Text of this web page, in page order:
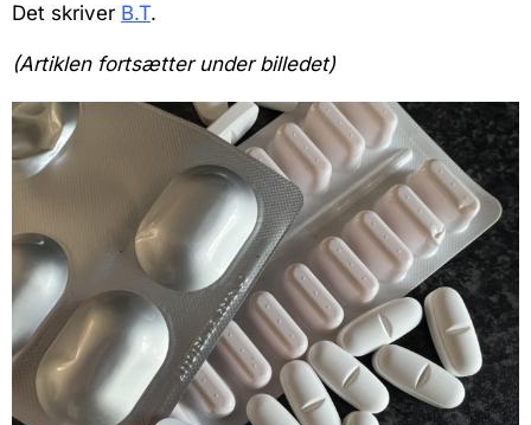
Det skriver B.T.
(Artiklen fortsætter under billedet)